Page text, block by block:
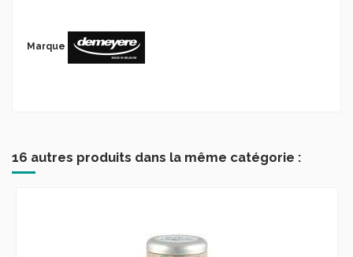
Marque
16 autres produits dans la même catégorie :